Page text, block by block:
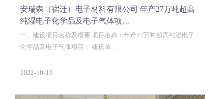
安瑞森（宿迁）电子材料有限公司 年产27万吨超高
纯湿电子化学品及电子气体项…
一、建设项目名称及概要 项目名称：年产27万吨超高纯湿电子
化学品及电子气体项目； 建设单…
2022-10-13